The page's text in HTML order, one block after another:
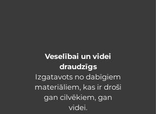
Veselībai un videi
draudzīgs​
Izgatavots no dabīgiem
materiāliem, kas ir droši
gan cilvēkiem, gan
videi.